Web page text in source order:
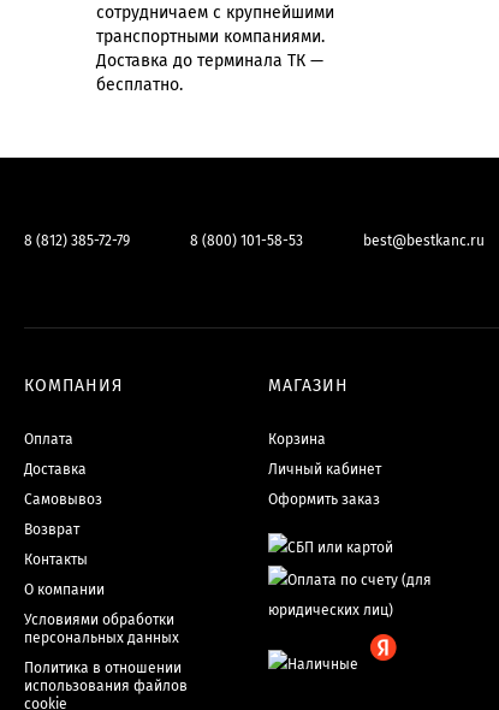
сотрудничаем с крупнейшими
транспортными компаниями.
Доставка до терминала ТК —
бесплатно.
8 (812) 385-72-79 8 (800) 101-58-53 best@bestkanc.ru
КОМПАНИЯ
Оплата
Доставка
Самовывоз
Возврат
Контакты
О компании
Условиями обработки
персональных данных
Политика в отношении
использования файлов
cookie
МАГАЗИН
Корзина
Личный кабинет
Оформить заказ